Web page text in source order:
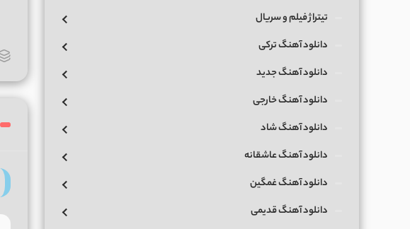
تیتراژ فیلم و سریال
دانلود آهنگ ترکی
دانلود آهنگ جدید
دانلود آهنگ خارجی
دانلود آهنگ شاد
دانلود آهنگ عاشقانه
دانلود آهنگ غمگین
دانلود آهنگ قدیمی